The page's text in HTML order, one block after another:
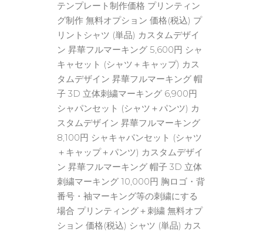
テンプレート制作価格 プリンティン
グ制作 無料オプション 価格(税込) プ
リントシャツ (単品) カスタムデザイ
ン 昇華フルマーキング 5,600円 シャ
キャセット (シャツ＋キャップ) カス
タムデザイン 昇華フルマーキング 帽
子 3D 立体刺繍マーキング 6,900円
シャパンセット (シャツ＋パンツ) カ
スタムデザイン 昇華フルマーキング
8,100円 シャキャパンセット (シャツ
＋キャップ＋パンツ) カスタムデザイ
ン 昇華フルマーキング 帽子 3D 立体
刺繍マーキング 10,000円 胸ロゴ・背
番号・袖マーキング等の刺繍にする
場合 プリンティング＋刺繍 無料オプ
ション 価格(税込) シャツ (単品) カス